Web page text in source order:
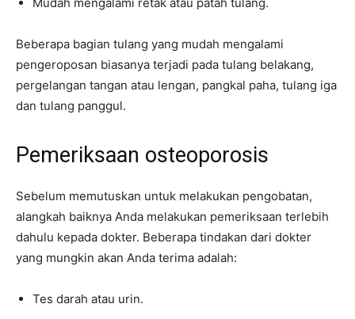
Mudah mengalami retak atau patah tulang.
Beberapa bagian tulang yang mudah mengalami
pengeroposan biasanya terjadi pada tulang belakang,
pergelangan tangan atau lengan, pangkal paha, tulang iga
dan tulang panggul.
Pemeriksaan osteoporosis
Sebelum memutuskan untuk melakukan pengobatan,
alangkah baiknya Anda melakukan pemeriksaan terlebih
dahulu kepada dokter. Beberapa tindakan dari dokter
yang mungkin akan Anda terima adalah:
Tes darah atau urin.